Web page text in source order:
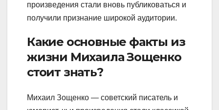
произведения стали вновь публиковаться и
получили признание широкой аудитории.
Какие основные факты из
жизни Михаила Зощенко
стоит знать?
Михаил Зощенко — советский писатель и